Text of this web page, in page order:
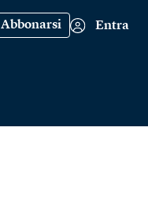
Abbonarsi Entra